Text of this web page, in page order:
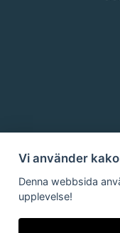
Vi använder
Denna webbsida
upplevelse!